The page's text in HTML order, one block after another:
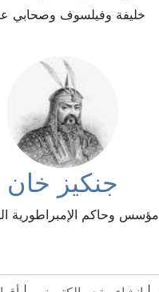
خليفة وفيلسوف وصحابي
جنكيز خان
مؤسس وحاكم الإمبراطورية